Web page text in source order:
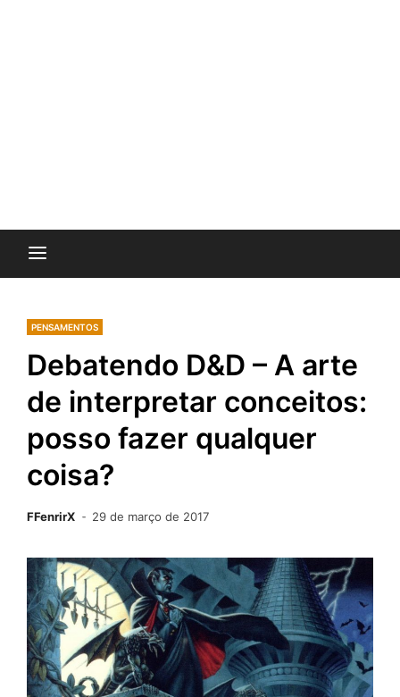
PENSAMENTOS
Debatendo D&D – A arte
de interpretar conceitos:
posso fazer qualquer
coisa?
FFenrirX 29 de março de 2017